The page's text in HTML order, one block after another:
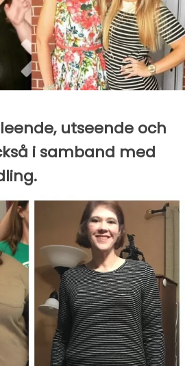
utseende och
i samband med